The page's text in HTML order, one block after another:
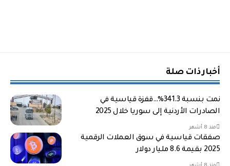
أخبار ذات صلة
نمت بنسبة 341.3%…قفزة قياسية في
الصادرات الأردنية إلى سوريا خلال 2025
منذ 8 أشهر
صفقات قياسية في سوق العملات الرقمية
2025 بقيمة 8.6 مليار دولار